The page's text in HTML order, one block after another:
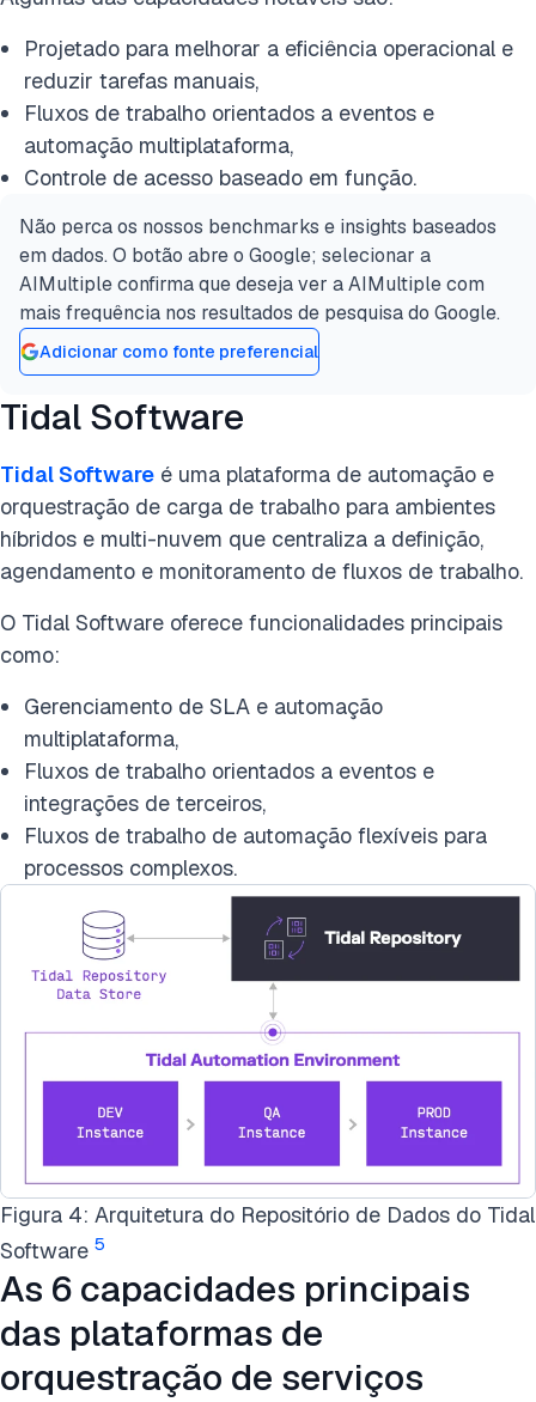
Projetado para melhorar a eficiência operacional e
reduzir tarefas manuais,
Fluxos de trabalho orientados a eventos e
automação multiplataforma,
Controle de acesso baseado em função.
Não perca os nossos benchmarks e insights baseados
em dados. O botão abre o Google; selecionar a
AIMultiple confirma que deseja ver a AIMultiple com
mais frequência nos resultados de pesquisa do Google.
Adicionar como fonte preferencial
Tidal Software
Tidal Software é uma plataforma de automação e
orquestração de carga de trabalho para ambientes
híbridos e multi-nuvem que centraliza a definição,
agendamento e monitoramento de fluxos de trabalho.
O Tidal Software oferece funcionalidades principais
como:
Gerenciamento de SLA e automação
multiplataforma,
Fluxos de trabalho orientados a eventos e
integrações de terceiros,
Fluxos de trabalho de automação flexíveis para
processos complexos.
Figura 4: Arquitetura do Repositório de Dados do Tidal
Software 5
As 6 capacidades principais
das plataformas de
orquestração de serviços